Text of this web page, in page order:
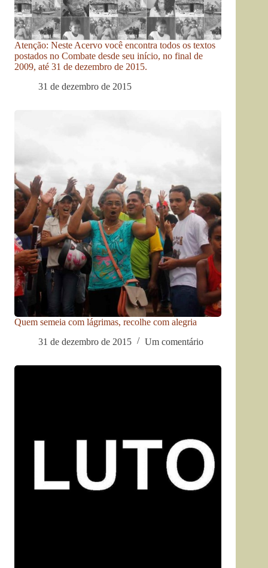
Atenção: Neste Acervo você encontra todos os textos
postados no Combate desde seu início, no final de
2009, até 31 de dezembro de 2015.
31 de dezembro de 2015
Quem semeia com lágrimas, recolhe com alegria
31 de dezembro de 2015
Um comentário